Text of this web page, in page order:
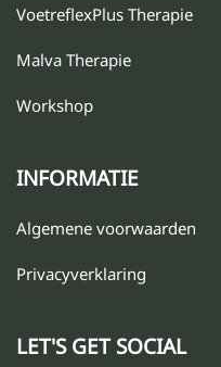
VoetreflexPlus Therapie
Malva Therapie
Workshop
INFORMATIE
Algemene voorwaarden
Privacyverklaring
LET'S GET SOCIAL